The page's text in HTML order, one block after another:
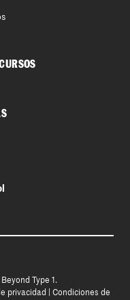
Type 1.
privacidad Condiciones de